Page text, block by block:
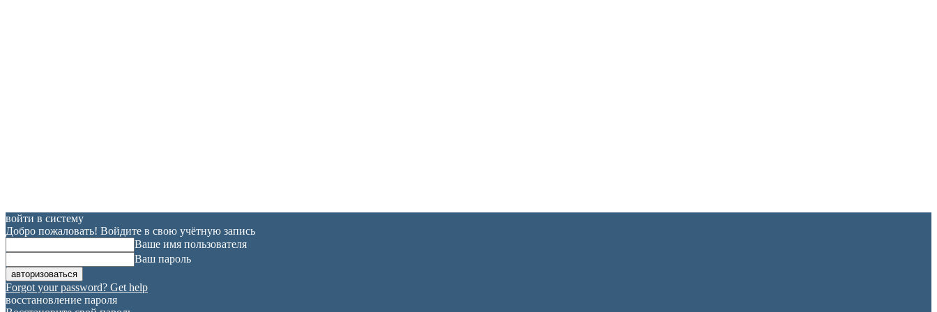
войти в систему
Добро пожаловать! Войдите в свою учётную запись
Ваше имя пользователя
Ваш пароль
Forgot your password? Get help
восстановление пароля